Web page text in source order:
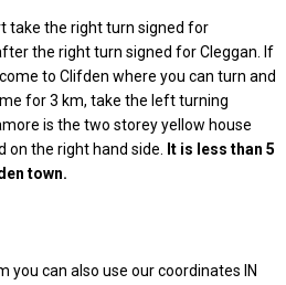
take the right turn signed for
the right turn signed for Cleggan. If
to Clifden where you can turn and
for 3 km, take the left turning
is the two storey yellow house
on the right hand side. It is less than 5
town.
you can also use our coordinates IN